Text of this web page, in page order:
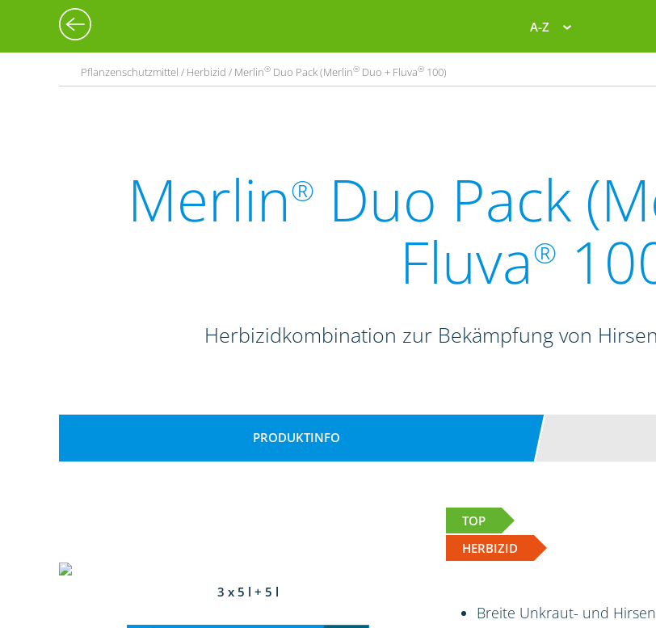
A-Z
Pflanzenschutzmittel / Herbizid / Merlin® Duo Pack (Merlin® Duo + Fluva® 100)
Merlin® Duo Pack
Fluva®
Herbizidkombination zur Bekämpfung von
PRODUKTINFO
TOP
HERBIZID
3 x 5 l + 5 l
Breite Unkraut- und